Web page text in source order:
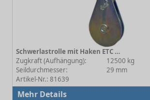
Schwerlastrolle mit Haken ETC 12-216E29 - Rollen-Ø 174 mm
Zugkraft (Aufhängung):
12500 kg
Seildurchmesser:
29 mm
Artikel-Nr.: 81639
Mehr Details